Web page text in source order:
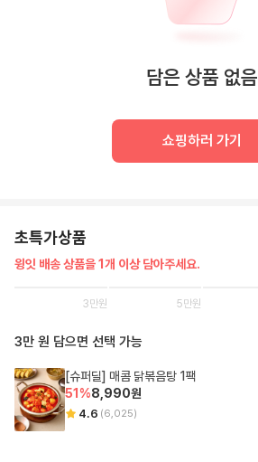
담은 상품 없음
쇼핑하러 가기
초특가상품
윙잇 배송 상품을 1개 이상 담아주세요.
3만원 5만원
3만 원 담으면 선택 가능
[슈퍼딜] 매콤 닭볶음탕 1팩
51 %8,990원
4.6 (6,025)